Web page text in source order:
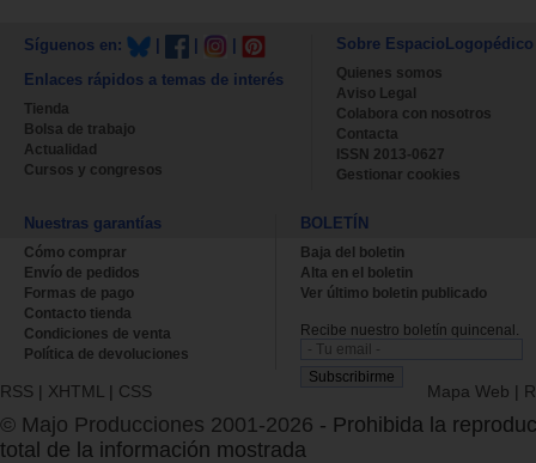
Síguenos en:
Enlaces rápidos a temas de interés
Tienda
Bolsa de trabajo
Actualidad
Cursos y congresos
Sobre EspacioLogopédico
Quienes somos
Aviso Legal
Colabora con nosotros
Contacta
ISSN 2013-0627
Gestionar cookies
Nuestras garantías
Cómo comprar
Envío de pedidos
Formas de pago
Contacto tienda
Condiciones de venta
Política de devoluciones
BOLETÍN
Baja del boletin
Alta en el boletin
Ver último boletin publicado
Recibe nuestro boletín quincenal.
RSS | XHTML | CSS Mapa Web |
© Majo Producciones 2001-2026 - Prohibida la
total de la información mostrada